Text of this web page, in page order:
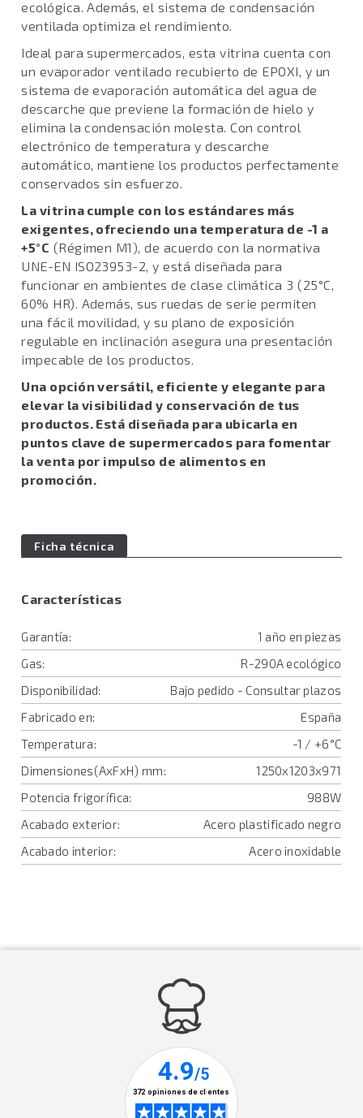
ecológica. Además, el sistema de condensación
ventilada optimiza el rendimiento.
Ideal para supermercados, esta vitrina cuenta con
un evaporador ventilado recubierto de EPOXI, y un
sistema de evaporación automática del agua de
descarche que previene la formación de hielo y
elimina la condensación molesta. Con control
electrónico de temperatura y descarche
automático, mantiene los productos perfectamente
conservados sin esfuerzo.
La vitrina cumple con los estándares más
exigentes, ofreciendo una temperatura de -1 a
+5°C (Régimen M1), de acuerdo con la normativa
UNE-EN ISO23953-2, y está diseñada para
funcionar en ambientes de clase climática 3 (25°C,
60% HR). Además, sus ruedas de serie permiten
una fácil movilidad, y su plano de exposición
regulable en inclinación asegura una presentación
impecable de los productos.
Una opción versátil, eficiente y elegante para
elevar la visibilidad y conservación de tus
productos. Está diseñada para ubicarla en
puntos clave de supermercados para fomentar
la venta por impulso de alimentos en
promoción.
Ficha técnica
Características
Garantía:
1 año en piezas
Gas:
R-290A ecológico
Disponibilidad:
Bajo pedido - Consultar plazos
Fabricado en:
España
Temperatura:
-1 / +6°C
Dimensiones(AxFxH) mm:
1250x1203x971
Potencia frigorífica:
988W
Acabado exterior:
Acero plastificado negro
Acabado interior:
Acero inoxidable